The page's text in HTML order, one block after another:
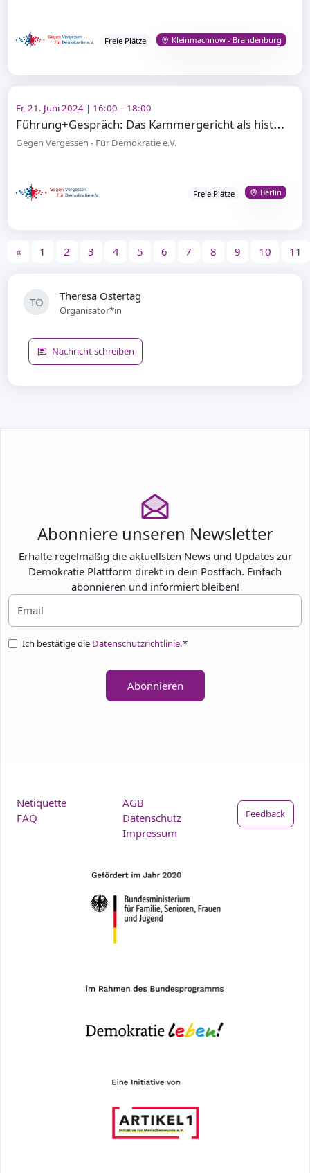
Freie Plätze Kleinmachnow - Brandenburg
Fr, 21. Juni 2024 | 16:00 – 18:00
F
ührung+Gespräch: Das Kammergericht als historischer Ort
Gegen Vergessen - Für Demokratie e.V.
Freie Plätze Berlin
« 1 2 3 4 5 6 7 8 9 10 11
TO Theresa Ostertag
Organisator*in
Nachricht schreiben
Abonniere unseren Newsletter
Erhalte regelmäßig die aktuellsten News und Updates zur
Demokratie Plattform direkt in dein Postfach. Einfach
abonnieren und informiert bleiben!
Ich bestätige die Datenschutzrichtlinie.*
Abonnieren
Netiquette
FAQ
AGB
Datenschutz
Impressum
Feedback